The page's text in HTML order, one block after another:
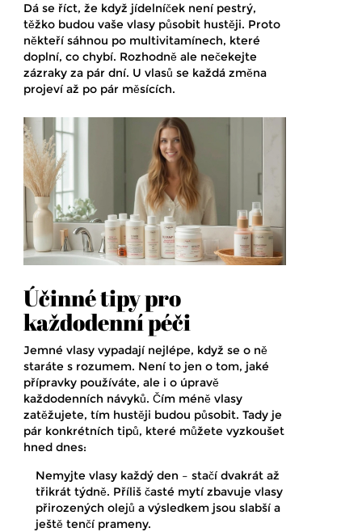
Dá se říct, že když jídelníček není pestrý,
těžko budou vaše vlasy působit hustěji. Proto
někteří sáhnou po multivitamínech, které
doplní, co chybí. Rozhodně ale nečekejte
zázraky za pár dní. U vlasů se každá změna
projeví až po pár měsících.
Účinné tipy pro
každodenní péči
Jemné vlasy vypadají nejlépe, když se o ně
staráte s rozumem. Není to jen o tom, jaké
přípravky používáte, ale i o úpravě
každodenních návyků. Čím méně vlasy
zatěžujete, tím hustěji budou působit. Tady je
pár konkrétních tipů, které můžete vyzkoušet
hned dnes:
Nemyjte vlasy každý den – stačí dvakrát až
třikrát týdně. Příliš časté mytí zbavuje vlasy
přirozených olejů a výsledkem jsou slabší a
ještě tenčí prameny.